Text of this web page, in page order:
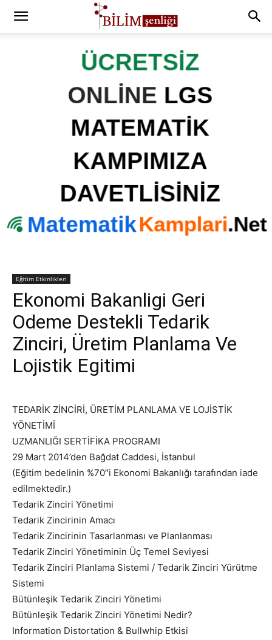
Eğitim Etkinlikleri
Ekonomi Bakanligi Geri
Odeme Destekli Tedarik
Zinciri, Üretim Planlama Ve
Lojistik Egitimi
TEDARİK ZİNCİRİ, ÜRETİM PLANLAMA VE LOJİSTİK
YÖNETİMİ
UZMANLIĞI SERTİFİKA PROGRAMI
29 Mart 2014’den Bağdat Caddesi, İstanbul
(Eğitim bedelinin %70″i Ekonomi Bakanlığı tarafından iade
edilmektedir.)
Tedarik Zinciri Yönetimi
Tedarik Zincirinin Amacı
Tedarik Zincirinin Tasarlanması ve Planlanması
Tedarik Zinciri Yönetiminin Üç Temel Seviyesi
Tedarik Zinciri Planlama Sistemi / Tedarik Zinciri Yürütme
Sistemi
Bütünleşik Tedarik Zinciri Yönetimi
Bütünleşik Tedarik Zinciri Yönetimi Nedir?
Information Distortation & Bullwhip Etkisi